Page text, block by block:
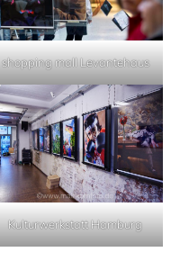
shopping mall Levantehaus
Kulturwerkstatt Hamburg